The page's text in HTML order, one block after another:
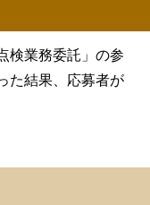
検業務委託」の参
た結果、応募者が